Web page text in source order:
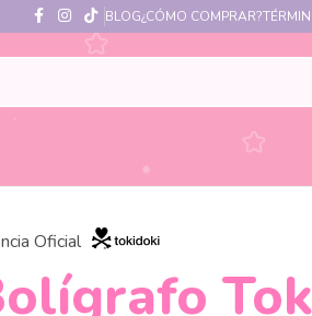
BLOG¿CÓMO COMPRAR?
Oficial